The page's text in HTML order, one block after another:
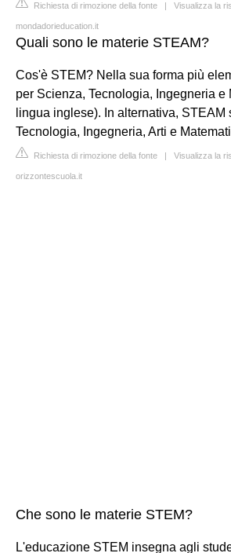
Richiesta di rimozione della fonte | Visualizza la
mondadorieducation.it
Quali sono le materie STEAM?
Cos'è STEM? Nella sua forma più
per Scienza, Tecnologia, Ingegneria e
lingua inglese). In alternativa, STEAM
Tecnologia, Ingegneria, Arti e
Richiesta di rimozione della fonte | Visualizza la
orizzontescuola.it
Che sono le materie STEM?
L'educazione STEM insegna agli